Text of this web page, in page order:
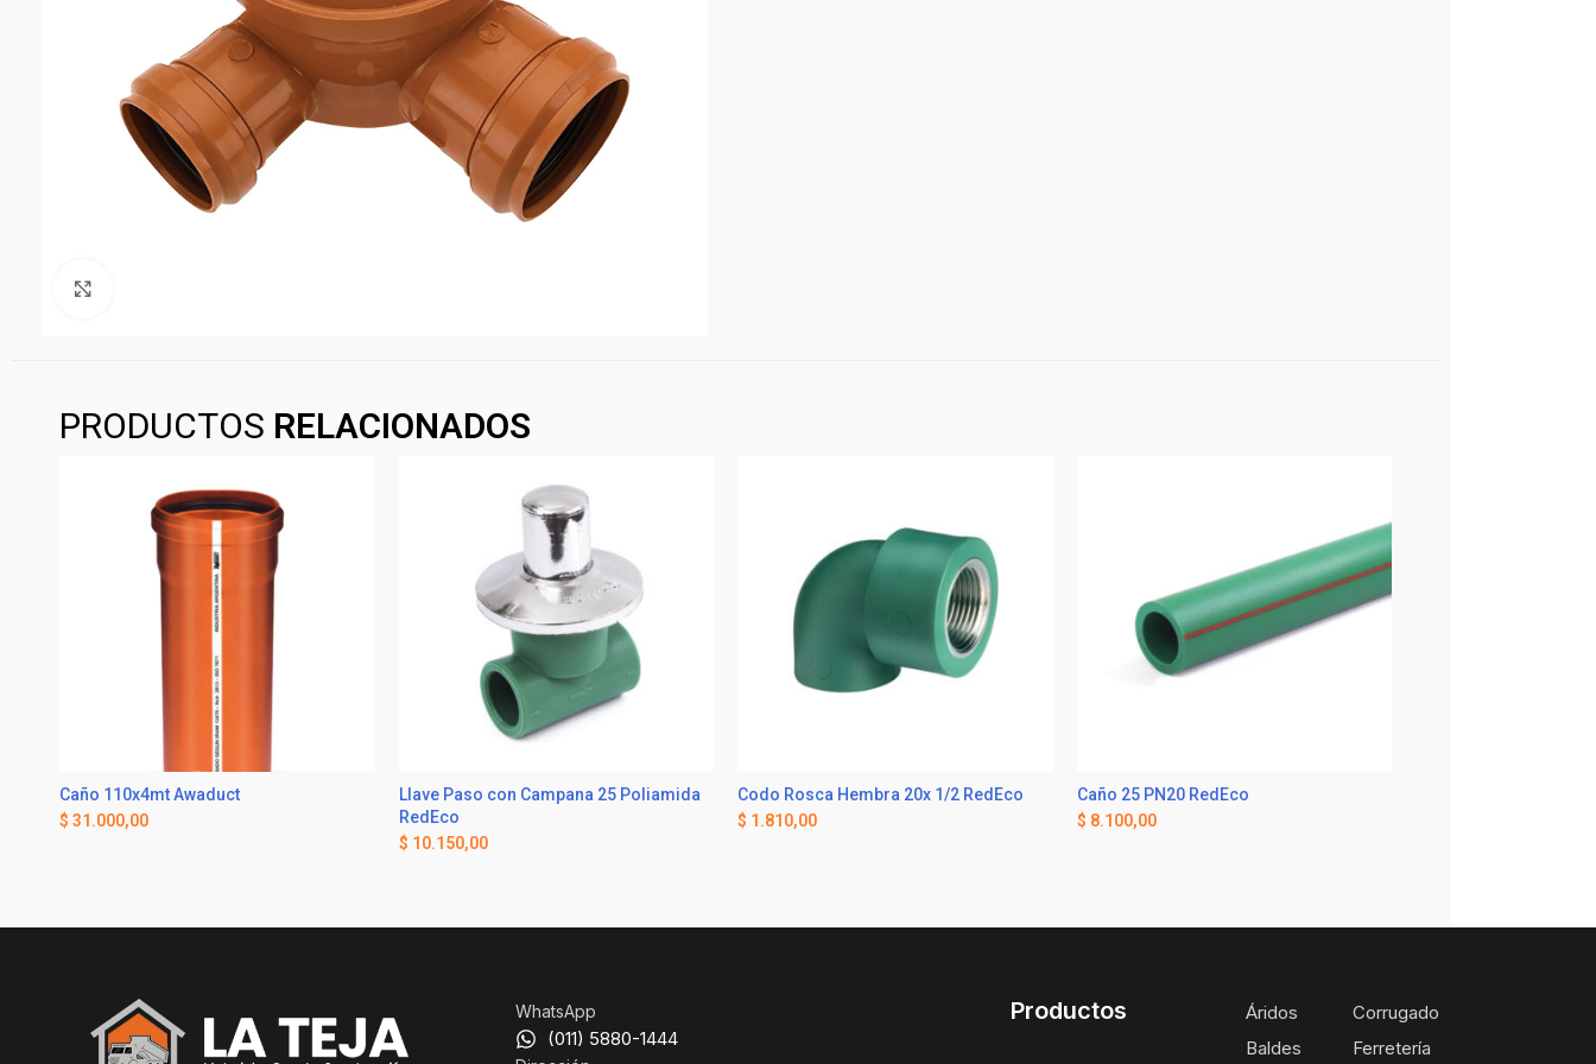
PRODUCTOS RELACIONADOS
Caño 110x4mt Awaduct
$ 31.000,00
Llave Paso con Campana 25 Poliamida
RedEco
$ 10.150,00
Codo Rosca Hembra 20x 1/2 RedEco
$ 1.810,00
Caño 25 PN20 RedEco
$ 8.100,00
WhatsApp
(011) 5880-1444
Productos
Áridos
Baldes
Corrugado
Ferretería